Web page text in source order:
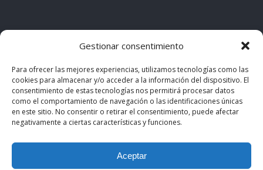
Gestionar consentimiento
Para ofrecer las mejores experiencias, utilizamos tecnologías como las
cookies para almacenar y/o acceder a la información del dispositivo. El
consentimiento de estas tecnologías nos permitirá procesar datos
como el comportamiento de navegación o las identificaciones únicas
en este sitio. No consentir o retirar el consentimiento, puede afectar
negativamente a ciertas características y funciones.
Aceptar
Podcast de Medicina · by casiMedicos
Radio casiMedicos